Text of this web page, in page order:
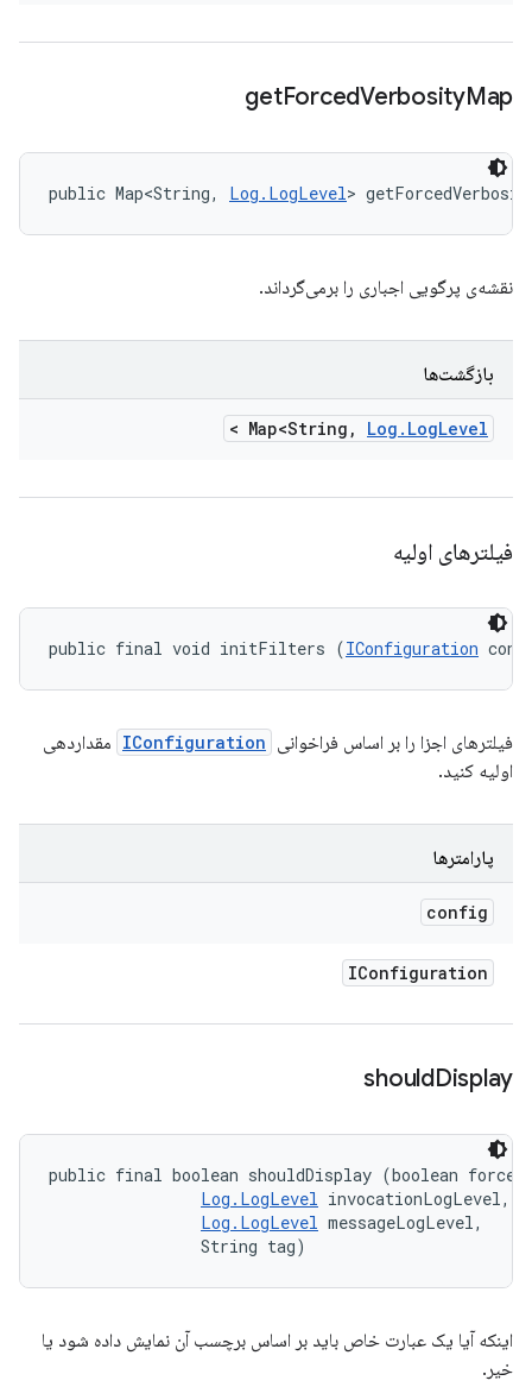
getForcedVerbosityMap
public Map<String, Log.LogLevel>
نقشه‌ی پرگویی اجباری را برمی‌گرداند.
بازگشت‌ها
Map<String , Log . LogLevel
>
فیلترهای اولیه
public final void initFilters (IConfiguration
فیلترهای اجزا را بر اساس فراخوانی IConfiguration مقداردهی
اولیه کنید.
پارامترها
config
IConfiguration
shouldDisplay
public final boolean shouldDisplay (boolean
Log.LogLevel invocationLogLevel,
Log.LogLevel messageLogLevel,
                String tag)
اینکه آیا یک عبارت خاص باید بر اساس برچسب آن نمایش داده شود یا
خیر.